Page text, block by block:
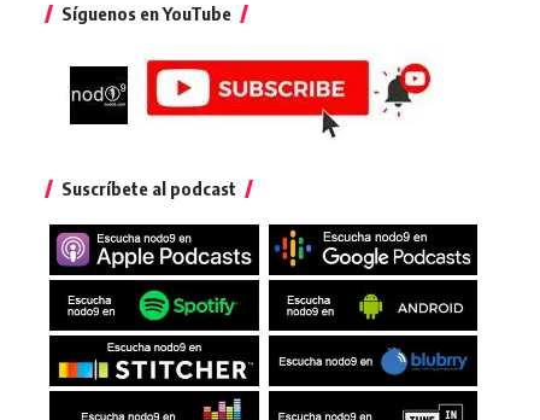
Síguenos en YouTube
Suscríbete al podcast